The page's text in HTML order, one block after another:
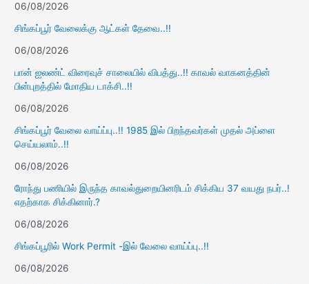
06/08/2026
சிங்கப்பூர் வேலைக்கு ஆட்கள் தேவை..!!
06/08/2026
பான் ஐலண்ட் விரைவுச் சாலையில் விபத்து..!! காவல் வாகனத்தின்
பின்புறத்தில் மோதிய டாக்சி..!!
06/08/2026
சிங்கப்பூர் வேலை வாய்ப்பு..!! 1985 இல் பிறந்தவர்கள் முதல் அப்ளை
செய்யலாம்..!!
06/08/2026
ரோந்து பணியில் இருந்த காவல்துறையினரிடம் சிக்கிய 37 வயது நபர்..!
எதற்காக சிக்கினார்.?
06/08/2026
சிங்கப்பூரில் Work Permit -இல் வேலை வாய்ப்பு..!!
06/08/2026